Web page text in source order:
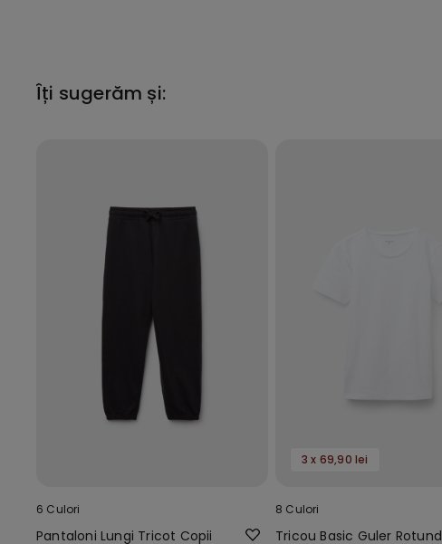
Îți sugerăm și:
6 Culori
Pantaloni Lungi Tricot Copii
3 x 69,90 lei
8 Culori
Tricou Basic Guler Rotund